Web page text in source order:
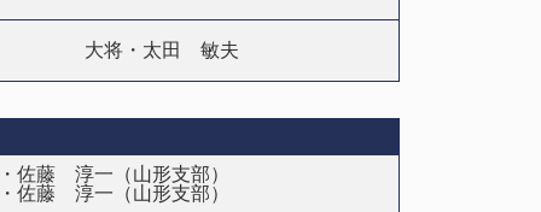
大将・太田 敏夫
佐藤 淳一（山形支部）
佐藤 淳一（山形支部）